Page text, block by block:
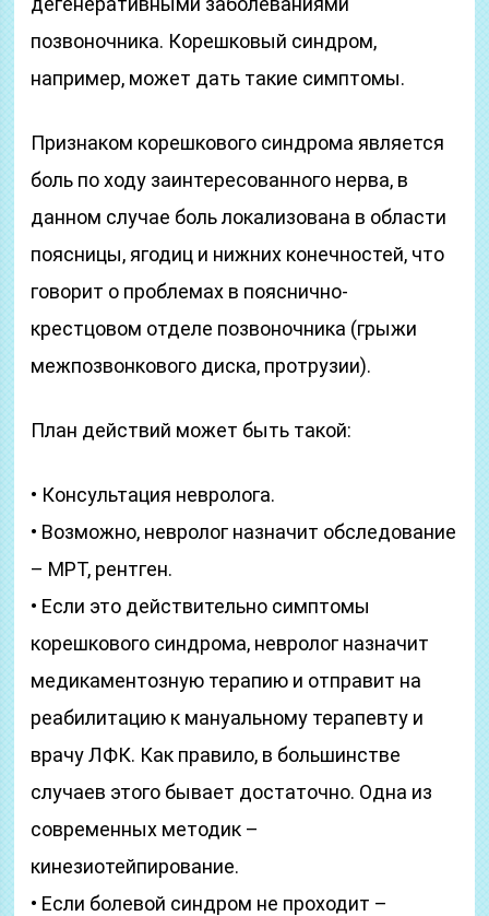
позвоночника. Корешковый синдром,
например, может дать такие симптомы.
Признаком корешкового синдрома является
боль по ходу заинтересованного нерва, в
данном случае боль локализована в области
поясницы, ягодиц и нижних конечностей, что
говорит о проблемах в пояснично-
крестцовом отделе позвоночника (грыжи
межпозвонкового диска, протрузии).
План действий может быть такой:
• Консультация невролога.
• Возможно, невролог назначит обследование
– МРТ, рентген.
• Если это действительно симптомы
корешкового синдрома, невролог назначит
медикаментозную терапию и отправит на
реабилитацию к мануальному терапевту и
врачу ЛФК. Как правило, в большинстве
случаев этого бывает достаточно. Одна из
современных методик –
кинезиотейпирование.
• Если болевой синдром не проходит –